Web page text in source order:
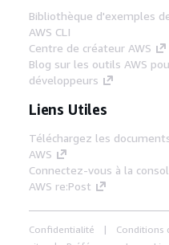
Bibliothèque d'exemples
AWS CLI
Centre de créateur AWS
Blog sur les outils AWS
développeurs
Liens Utiles
Téléchargez les
AWS
Connectez-vous à la
AWS re:Post
Confidentialité
Conditions